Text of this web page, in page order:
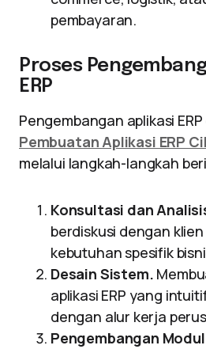
pembayaran.
Proses
ERP
Pengembangan aplikasi ERP
Pembuatan Aplikasi ERP
melalui langkah-langkah
Konsultasi dan
berdiskusi dengan
kebutuhan spesifik
Desain Sistem.
aplikasi ERP yang
dengan alur kerja
Pengembangan